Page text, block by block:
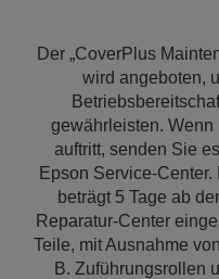
Der „CoverPlus
wird angeboten,
gewährleisten.
auftritt, senden Sie
Epson Service-
beträgt 5 Tage ab
Reparatur-Center
Teile, mit Ausnahme
B. Zuführungsrollen